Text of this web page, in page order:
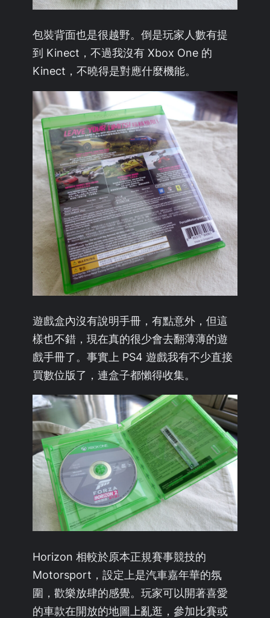
包裝背面也是很越野。倒是玩家人數有提
到 Kinect，不過我沒有 Xbox One 的
Kinect，不曉得是對應什麼機能。
遊戲盒內沒有說明手冊，有點意外，但這
樣也不錯，現在真的很少會去翻薄薄的遊
戲手冊了。事實上 PS4 遊戲我有不少直接
買數位版了，連盒子都懶得收集。
Horizon 相較於原本正規賽事競技的
Motorsport，設定上是汽車嘉年華的氛
圍，歡樂放肆的感覺。玩家可以開著喜愛
的車款在開放的地圖上亂逛，參加比賽或